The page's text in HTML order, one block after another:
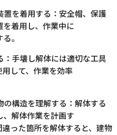
を着用する：安全帽、保護
着用し、作業中に
。
手壊し解体には適切な工具
して、作業を効率
構造を理解する：解体する
解体作業を計画す
た箇所を解体すると、建物